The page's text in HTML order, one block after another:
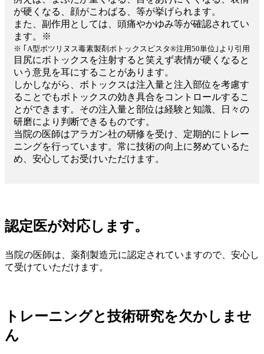
が硬くなる、顔がこわばる、等が挙げられます。
また、副作用としては、頭痛やかゆみ等が確認されてい
ます。※
※ ｢A型ボツリヌス毒素製剤ボトックスビスタ®注用50単位｣より引用
目尻にボトックスを注射すると笑えず表情が硬くなると
いう意見を耳にすることがあります。
しかしながら、ボトックスは注入量と注入部位を考慮す
ることでもボトックスの効き具合をコントロールするこ
とができます。その注入量と部位は経験と知識、日々の
研磨により判断できるものです。
当院の医師はアラガン社の研修を受け、定期的にトレー
ニングを行っています。常に技術の向上に努めているた
め、安心してお受けいただけます。
認定医が対応します。
当院の医師は、薬剤製造元に認定されていますので、安心し
て受けていただけます。
トレーニングと技術研究を欠かしませ
ん